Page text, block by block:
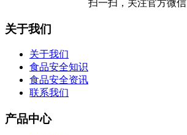
扫一扫，关注官方微信
关于我们
关于我们
食品安全知识
食品安全资讯
联系我们
产品中心